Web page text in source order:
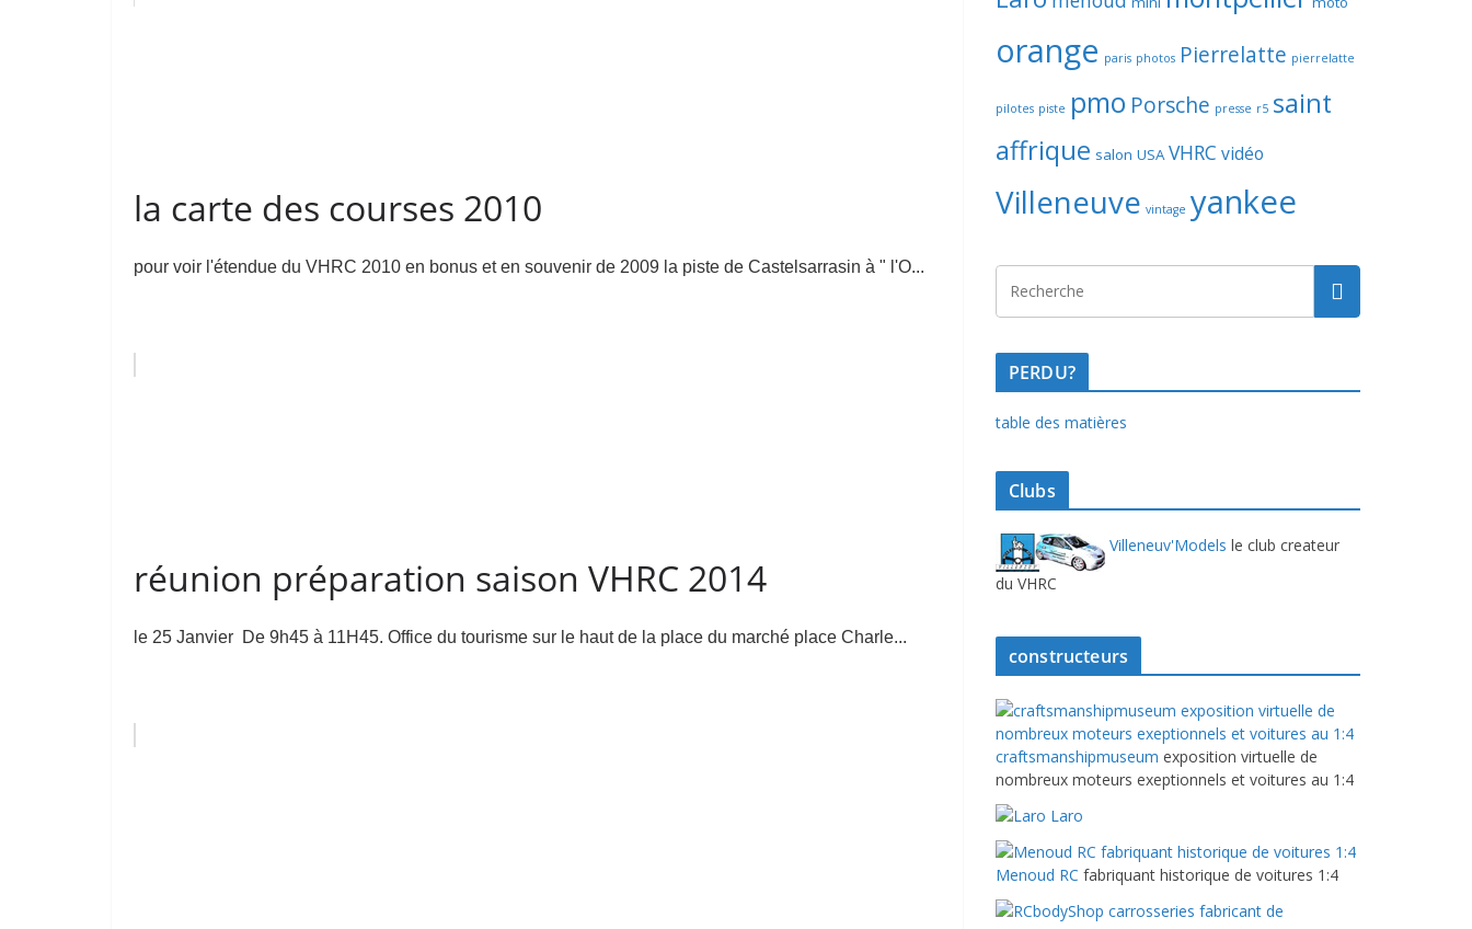
la carte des courses 2010
pour voir l'étendue du VHRC 2010 en bonus et en souvenir de 2009 la piste de Castelsarrasin à " l'O...
réunion préparation saison VHRC 2014
le 25 Janvier De 9h45 à 11H45. Office du tourisme sur le haut de la place du marché place Charle...
orange paris photos Pierrelatte pierrelatte
pilotes piste pmo Porsche presse r5 saint
affrique salon USA VHRC vidéo
Villeneuve vintage yankee
PERDU?
table des matières
Clubs
Villeneuv'Models le club createur
du VHRC
constructeurs
craftsmanshipmuseum exposition virtuelle de
nombreux moteurs exeptionnels et voitures au 1:4
Laro
Menoud RC fabriquant historique de voitures 1:4